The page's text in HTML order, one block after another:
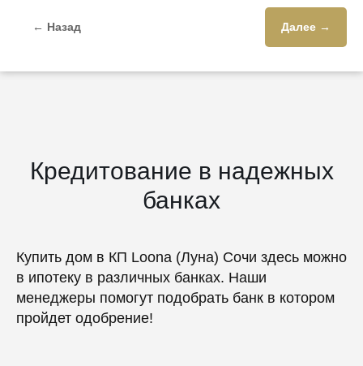
← Назад Далее →
Кредитование в надежных
банках
Купить дом в КП Loona (Луна) Сочи здесь можно
в ипотеку в различных банках. Наши
менеджеры помогут подобрать банк в котором
пройдет одобрение!